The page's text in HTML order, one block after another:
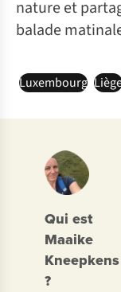
nature et
balade
Luxembourg
Qui est
Maaike
Kneepkens
?